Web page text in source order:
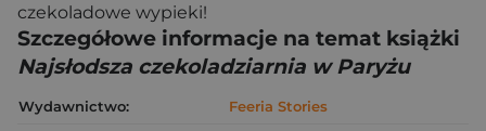
czekoladowe wypieki!
Szczegółowe informacje na temat książki
Najsłodsza czekoladziarnia w Paryżu
Wydawnictwo:
Feeria Stories